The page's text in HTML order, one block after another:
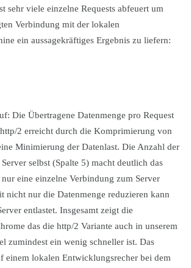
sehr viele einzelne Requests abfeuert um
Verbindung mit der lokalen
ein aussagekräftiges Ergebnis zu liefern:
Die Übertragene Datenmenge pro Request
2 erreicht durch die Komprimierung von
Minimierung der Datenlast. Die Anzahl der
selbst (Spalte 5) macht deutlich das
eine einzelne Verbindung zum Server
nicht nur die Datenmenge reduzieren kann
entlastet. Insgesamt zeigt die
das die http/2 Variante auch in unserem
zumindest ein wenig schneller ist. Das
einem lokalen Entwicklungsrecher bei dem